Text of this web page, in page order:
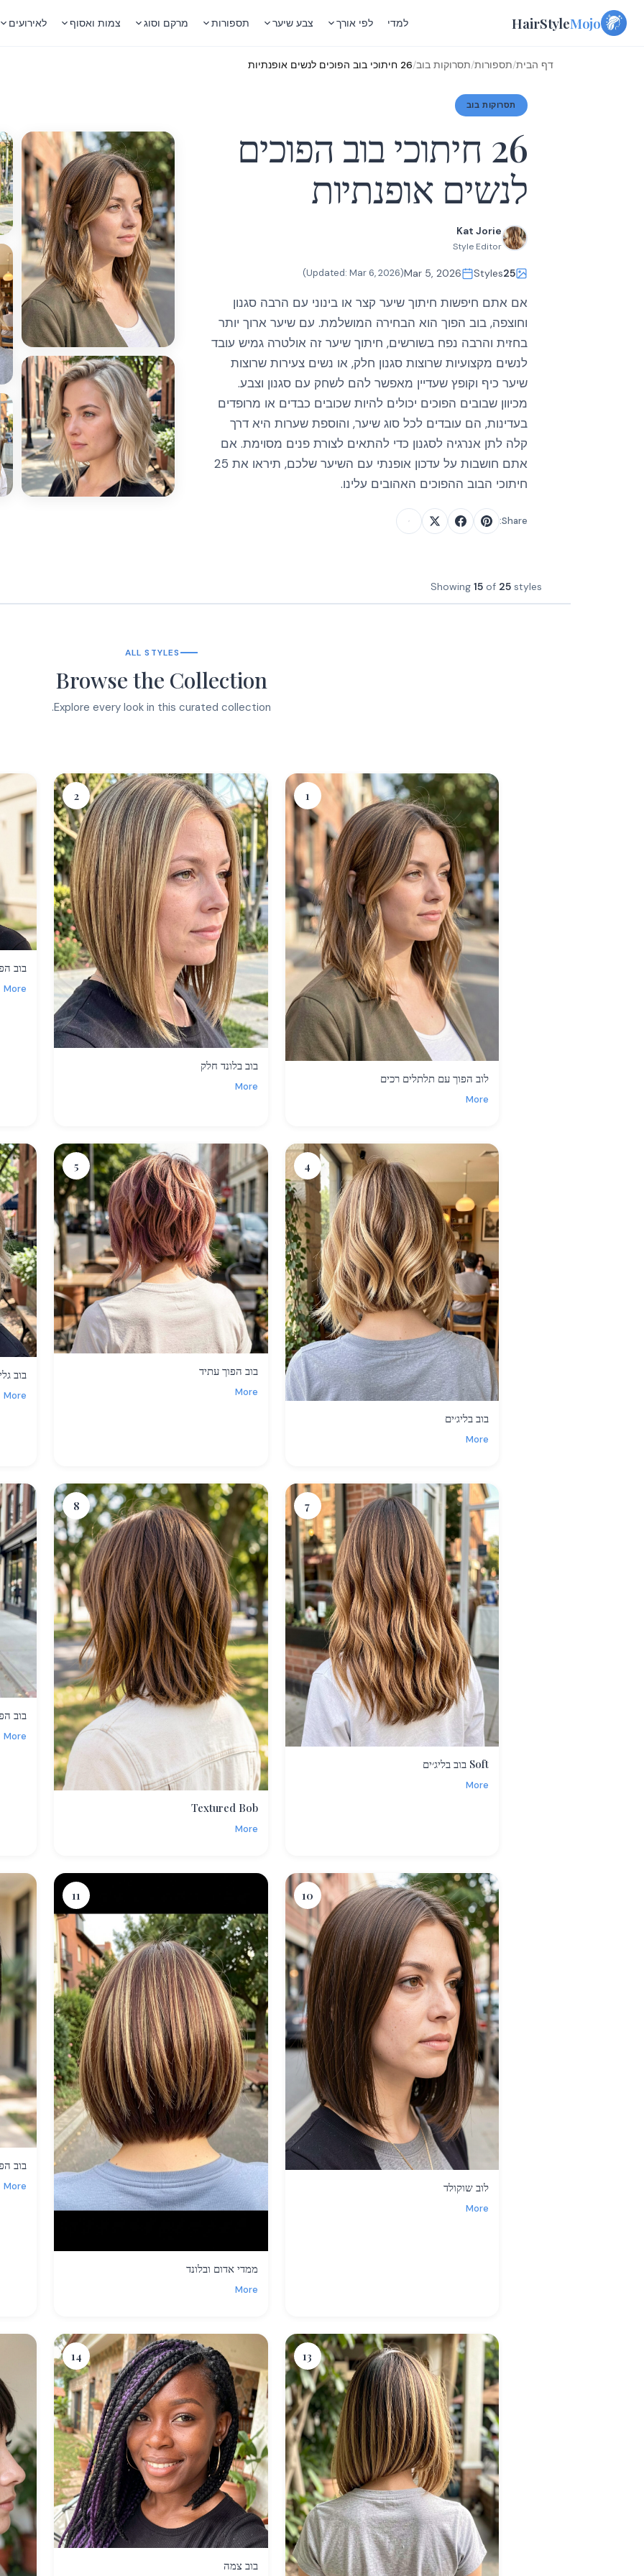
Skip
HairStyleMojo למדי לפי אורך צבע שיער תספורות מרקם וסוג צמות ואסוף לאירועים
דף הבית/תספורות/תסרוקות בוב/26 חיתוכי בוב הפוכים לנשים אופנתיות
תסרוקות בוב
26 חיתוכי בוב הפוכים
לנשים אופנתיות
Kat Jorie
Style Editor
25
Styles
Mar 5, 2026
(Updated:
Mar 6, 2026
)
אם אתם חיפשות חיתוך שיער קצר או בינוני עם הרבה סגנון
וחוצפה, בוב הפוך הוא הבחירה המושלמת. עם שיער ארוך יותר
בחזית והרבה נפח בשורשים, חיתוך שיער זה אולטרה גמיש עובד
לנשים מקצועיות שרוצות סגנון חלק, או נשים צעירות שרוצות
שיער כיף וקופץ שעדיין מאפשר להם לשחק עם סגנון וצבע.
מכיוון שבובים הפוכים יכולים להיות שכובים כבדים או מרופדים
בעדינות, הם עובדים לכל סוג שיער, והוספת שערות היא דרך
קלה לתן אנרגיה לסגנון כדי להתאים לצורת פנים מסוימת. אם
אתם חושבות על עדכון אופנתי עם השיער שלכם, תיראו את 25
חיתוכי הבוב ההפוכים האהובים עלינו.
Share:
Showing 15 of 25 styles
ALL STYLES
Browse the Collection
Explore every look in this curated collection.
1
לוב הפוך עם תלתלים רכים
More
2
בוב בלונד חלק
More
בוב
More
4
בוב בליג׳ים
More
5
בוב הפוך עתיד
More
בוב
More
7
Soft בוב בליג׳ים
More
8
Textured Bob
More
בוב
More
10
לוב שוקולד
More
11
ממדי אדום ובלונד
More
בוב
More
13
14
בוב צמה